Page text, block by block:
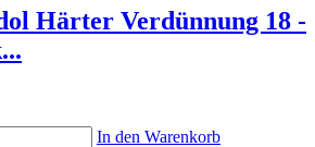
Härter Verdünnung 18 -
In den Warenkorb